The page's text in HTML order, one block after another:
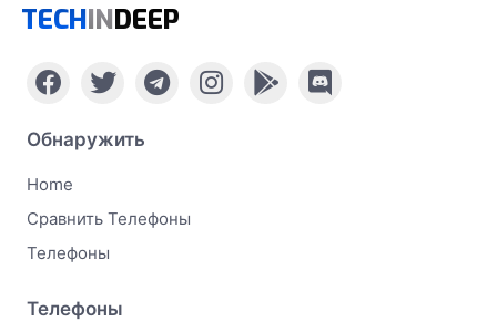
TECHINDEEP
Обнаружить
Home
Сравнить Телефоны
Телефоны
Телефоны